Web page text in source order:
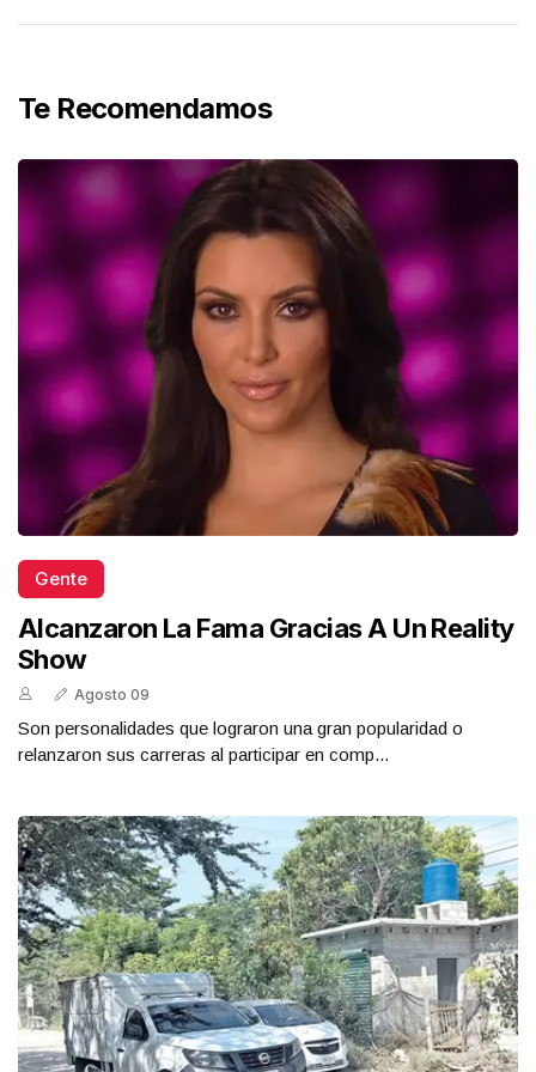
Te Recomendamos
Gente
Alcanzaron La Fama Gracias A Un Reality
Show
Agosto 09
Son personalidades que lograron una gran popularidad o
relanzaron sus carreras al participar en comp...